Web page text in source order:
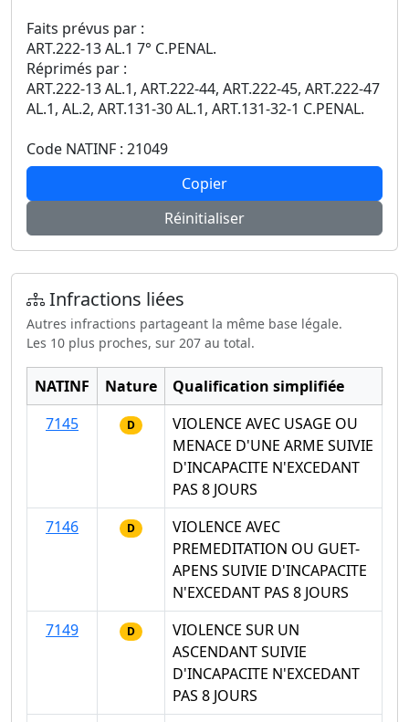
Faits prévus par :
ART.222-13 AL.1 7° C.PENAL.
Réprimés par :
ART.222-13 AL.1, ART.222-44, ART.222-45, ART.222-47
AL.1, AL.2, ART.131-30 AL.1, ART.131-32-1 C.PENAL.
Code NATINF : 21049
Copier
Réinitialiser
Infractions liées
Autres infractions partageant la même base légale.
Les 10 plus proches, sur 207 au total.
NATINF Nature
Qualification simplifiée
7145
D
VIOLENCE AVEC USAGE OU
MENACE D'UNE ARME SUIVIE
D'INCAPACITE N'EXCEDANT
PAS 8 JOURS
7146
D
VIOLENCE AVEC
PREMEDITATION OU GUET-
APENS SUIVIE D'INCAPACITE
N'EXCEDANT PAS 8 JOURS
7149
D
VIOLENCE SUR UN
ASCENDANT SUIVIE
D'INCAPACITE N'EXCEDANT
PAS 8 JOURS